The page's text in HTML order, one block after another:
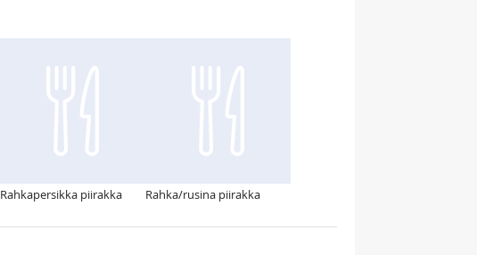
Rahkapersikka piirakka Rahka/rusina piirakka